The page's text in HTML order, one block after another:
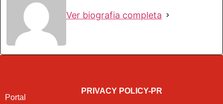
Ver biografia completa
Portal
PRIVACY POLICY-PR